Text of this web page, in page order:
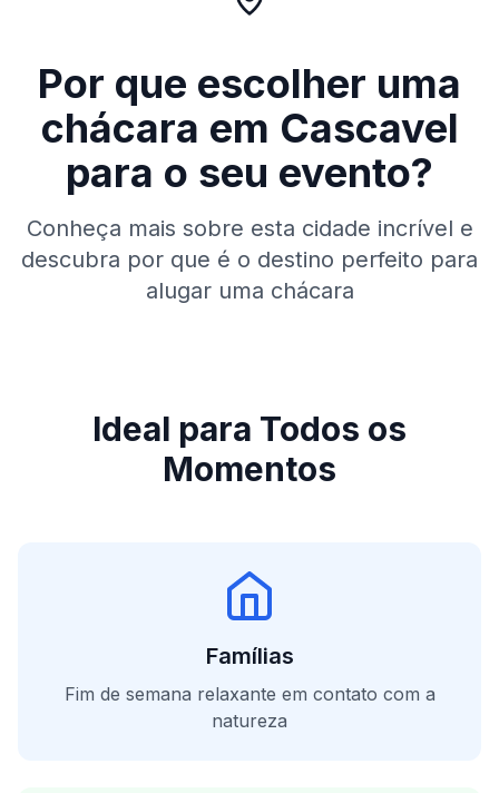
Por que escolher uma
chácara em Cascavel
para o seu evento?
Conheça mais sobre esta cidade incrível e
descubra por que é o destino perfeito para
alugar uma chácara
Ideal para Todos os
Momentos
Famílias
Fim de semana relaxante em contato com a
natureza